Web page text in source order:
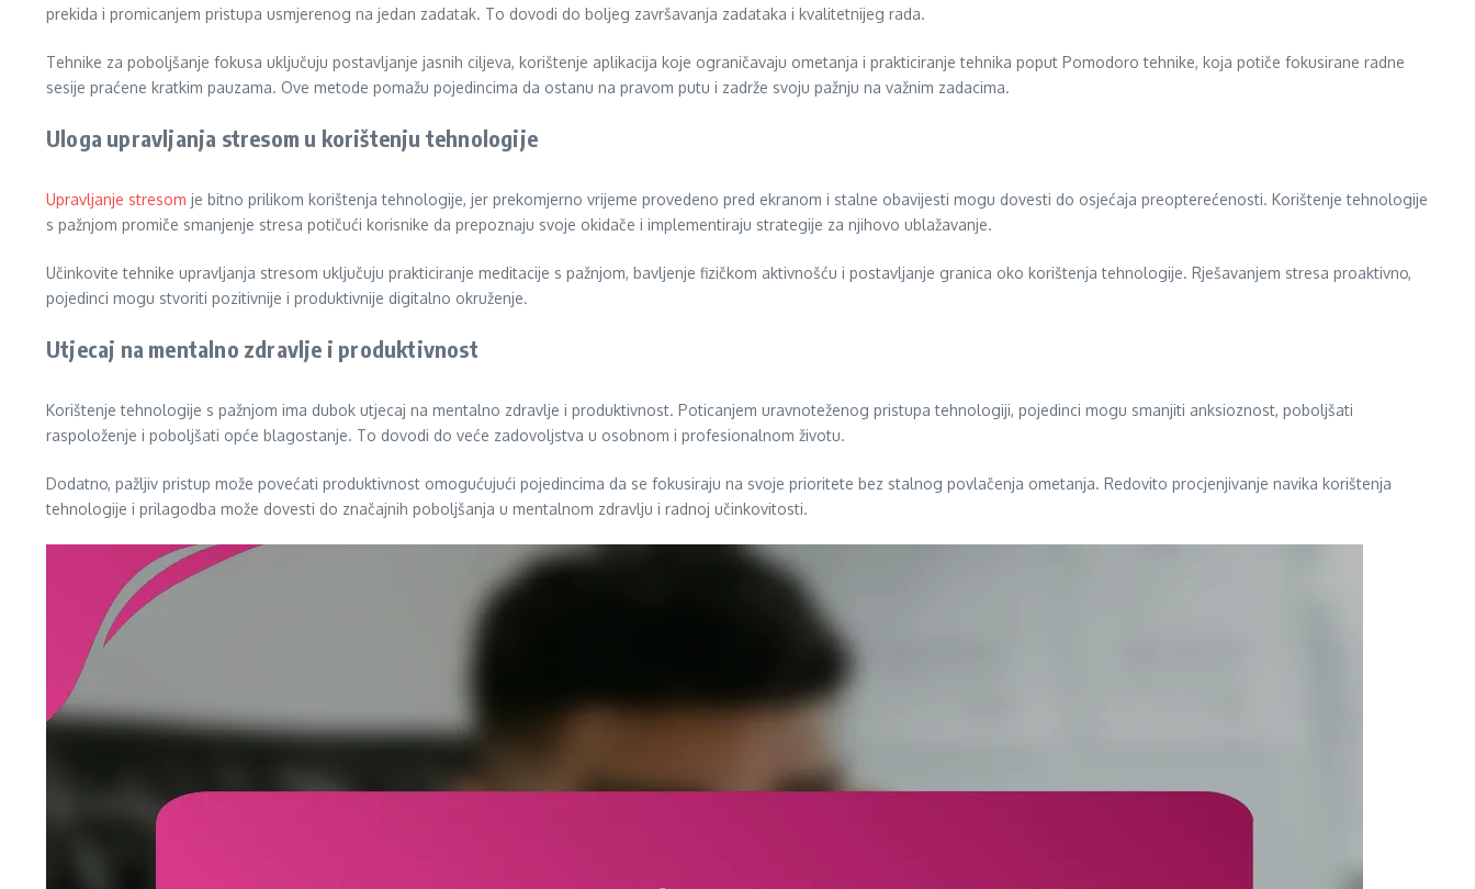
prekida i promicanjem pristupa usmjerenog na jedan zadatak. To dovodi do boljeg završavanja zadataka i kvalitetnijeg rada.
Tehnike za poboljšanje fokusa uključuju postavljanje jasnih ciljeva, korištenje aplikacija koje ograničavaju ometanja i prakticiranje tehnika poput Pomodoro tehnike, koja potiče fokusirane radne
sesije praćene kratkim pauzama. Ove metode pomažu pojedincima da ostanu na pravom putu i zadrže svoju pažnju na važnim zadacima.
Uloga upravljanja stresom u korištenju tehnologije
Upravljanje stresom je bitno prilikom korištenja tehnologije, jer prekomjerno vrijeme provedeno pred ekranom i stalne obavijesti mogu dovesti do osjećaja preopterećenosti. Korištenje tehnologije
s pažnjom promiče smanjenje stresa potičući korisnike da prepoznaju svoje okidače i implementiraju strategije za njihovo ublažavanje.
Učinkovite tehnike upravljanja stresom uključuju prakticiranje meditacije s pažnjom, bavljenje fizičkom aktivnošću i postavljanje granica oko korištenja tehnologije. Rješavanjem stresa proaktivno,
pojedinci mogu stvoriti pozitivnije i produktivnije digitalno okruženje.
Utjecaj na mentalno zdravlje i produktivnost
Korištenje tehnologije s pažnjom ima dubok utjecaj na mentalno zdravlje i produktivnost. Poticanjem uravnoteženog pristupa tehnologiji, pojedinci mogu smanjiti anksioznost, poboljšati
raspoloženje i poboljšati opće blagostanje. To dovodi do veće zadovoljstva u osobnom i profesionalnom životu.
Dodatno, pažljiv pristup može povećati produktivnost omogućujući pojedincima da se fokusiraju na svoje prioritete bez stalnog povlačenja ometanja. Redovito procjenjivanje navika korištenja
tehnologije i prilagodba može dovesti do značajnih poboljšanja u mentalnom zdravlju i radnoj učinkovitosti.